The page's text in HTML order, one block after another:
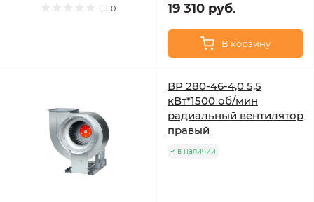
0 19 310 руб.
В корзину
ВР 280-46-4,0 5,5
кВт*1500 об/мин
радиальный вентилятор
правый
в наличии